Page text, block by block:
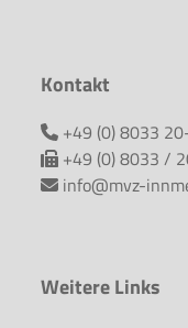
Kontakt
+49 (0) 8033
+49 (0) 8033 /
info@mvz-
Weitere Links